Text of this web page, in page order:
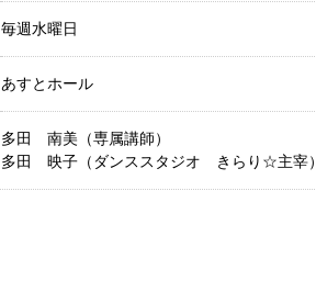
毎週水曜日
あすとホール
多田 南美（専属講師）
多田 映子（ダンススタジオ きらり☆主宰）